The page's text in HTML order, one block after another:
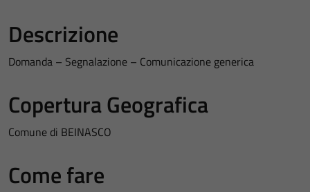
Descrizione
Domanda – Segnalazione – Comunicazione generica
Copertura Geografica
Comune di BEINASCO
Come fare